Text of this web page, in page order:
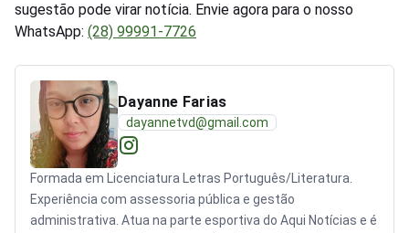
sugestão pode virar notícia. Envie agora para o nosso
WhatsApp: (28) 99991-7726
Dayanne Farias
dayannetvd@gmail.com
Formada em Licenciatura Letras Português/Literatura.
Experiência com assessoria pública e gestão
administrativa. Atua na parte esportiva do Aqui Notícias e é